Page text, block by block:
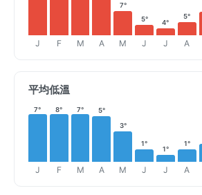
J F M A
7°
M
5°
J
4°
J
5°
A
平均低溫
7°
J
8°
F
7°
M
5°
A
3°
M
1°
J
1°
J
1°
A